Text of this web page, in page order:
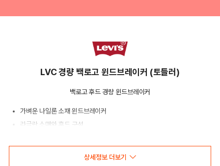
LVC 경량 백로고 윈드브레이커 (토들러)
백로고 후드 경량 윈드브레이커
가벼운 나일론 소재 윈드브레이커
라글란 소매와 후드 구성
상세정보 더보기